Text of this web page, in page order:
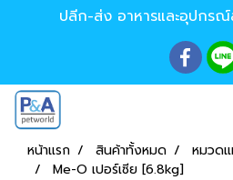
ปลีก-ส่ง อาหารและอุปกร
หน้าแรก สินค้าทั้งหมด หมวด
Me-O เปอร์เซีย [6.8kg]